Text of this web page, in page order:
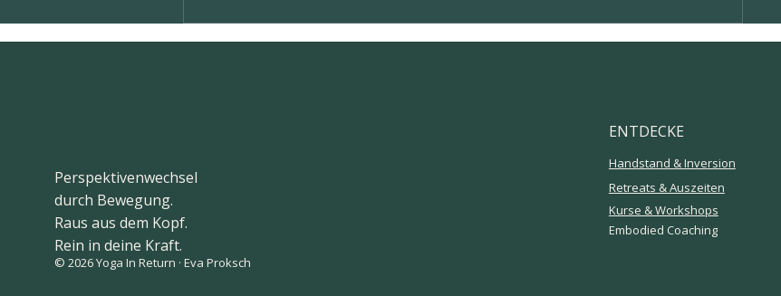
Perspektivenwechsel
durch Bewegung.
Raus aus dem Kopf.
Rein in deine Kraft.
© 2026 Yoga In Return · Eva Proksch
ENTDECKE
Handstand & Inversion
Retreats & Auszeiten
Kurse & Workshops
Embodied Coaching